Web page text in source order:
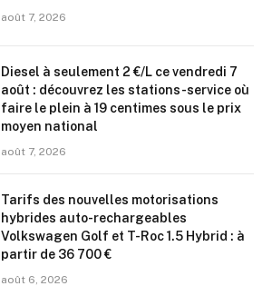
août 7, 2026
Diesel à seulement 2 €/L ce vendredi 7
août : découvrez les stations-service où
faire le plein à 19 centimes sous le prix
moyen national
août 7, 2026
Tarifs des nouvelles motorisations
hybrides auto-rechargeables
Volkswagen Golf et T-Roc 1.5 Hybrid : à
partir de 36 700 €
août 6, 2026